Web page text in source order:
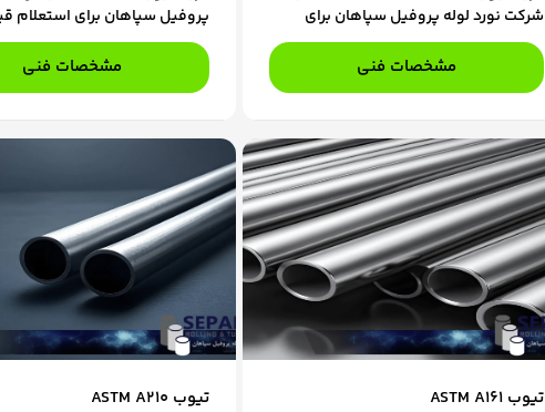
شرکت نورد لوله پروفیل سپاهان برای
استعلام قیمت و ثبت سفارش، با
کارشناسان فروش ما در تماس باشید.
مشخصات فنی
پروفیل سپاهان برای استعلام
سفارش، با کارشناسان فروش
باشید.
مشخصات فنی
تیوب ASTM A161 تیوب ASTM A210